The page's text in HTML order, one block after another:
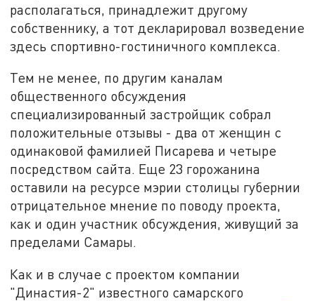
располагаться, принадлежит другому
собственнику, а тот декларировал возведение
здесь спортивно-гостиничного комплекса.
Тем не менее, по другим каналам
общественного обсуждения
специализированный застройщик собрал
положительные отзывы - два от женщин с
одинаковой фамилией Писарева и четыре
посредством сайта. Еще 23 горожанина
оставили на ресурсе мэрии столицы губернии
отрицательное мнение по поводу проекта,
как и один участник обсуждения, живущий за
пределами Самары.
Как и в случае с проектом компании
"Династия-2" известного самарского